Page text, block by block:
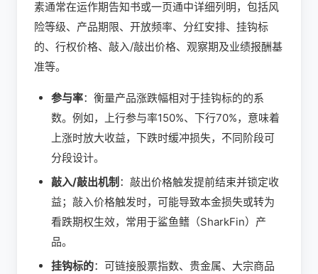
素通常在运作期告知书或一页通中详细列明，包括风
险等级、产品期限、开放频率、分红安排、挂钩标
的、行权价格、敲入/敲出价格、观察期及业绩报酬基
准等。
参与率：衡量产品涨跌幅相对于挂钩标的的系
数。例如，上行参与率150%、下行70%，意味着
上涨时放大收益，下跌时缓冲损失，不同阶段可
分段设计。
敲入/敲出机制 ：敲出价格触发提前结束并锁定收
益；敲入价格触发时，可能导致本金损失或转为
看跌期权生效，常用于鲨鱼鳍（SharkFin）产
品。
挂钩标的：可链接股票指数、贵金属、大宗商品